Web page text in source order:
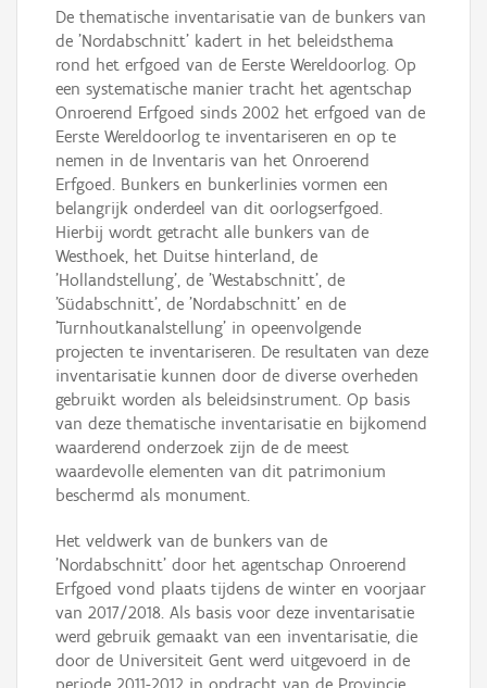
Hergebruik
Aanmelden
De thematische inventarisatie van de bunkers van
de 'Nordabschnitt' kadert in het beleidsthema
rond het erfgoed van de Eerste Wereldoorlog. Op
een systematische manier tracht het agentschap
Onroerend Erfgoed sinds 2002 het erfgoed van de
Eerste Wereldoorlog te inventariseren en op te
nemen in de Inventaris van het Onroerend
Erfgoed. Bunkers en bunkerlinies vormen een
belangrijk onderdeel van dit oorlogserfgoed.
Hierbij wordt getracht alle bunkers van de
Westhoek, het Duitse hinterland, de
'Hollandstellung', de 'Westabschnitt', de
'Südabschnitt', de 'Nordabschnitt' en de
'Turnhoutkanalstellung' in opeenvolgende
projecten te inventariseren. De resultaten van deze
inventarisatie kunnen door de diverse overheden
gebruikt worden als beleidsinstrument. Op basis
van deze thematische inventarisatie en bijkomend
waarderend onderzoek zijn de de meest
waardevolle elementen van dit patrimonium
beschermd als monument.
Het veldwerk van de bunkers van de
'Nordabschnitt' door het agentschap Onroerend
Erfgoed vond plaats tijdens de winter en voorjaar
van 2017/2018. Als basis voor deze inventarisatie
werd gebruik gemaakt van een inventarisatie, die
door de Universiteit Gent werd uitgevoerd in de